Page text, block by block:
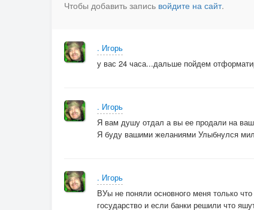
Чтобы добавить запись войдите на сайт.
. Игорь
у вас 24 часа...дальше пойдем
. Игорь
Я вам душу отдал а вы ее продали на
Я буду вашими желаниями Улыбнулся
. Игорь
ВУы не поняли основного меня только
государство и если банки решили что